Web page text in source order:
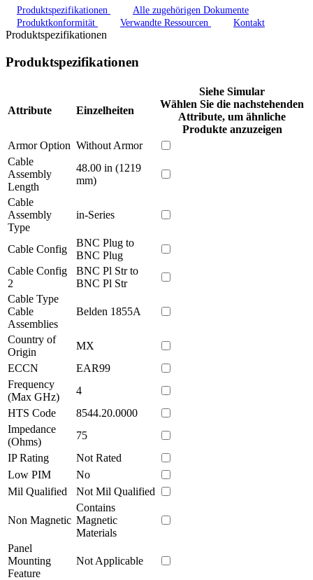
Produktspezifikationen
Alle zugehörigen Dokumente
Produktkonformität
Verwandte Ressourcen Kontakt
Produktspezifikationen
Produktspezifikationen
Attribute Einzelheiten
Siehe Simular
Wählen Sie die nachstehenden
Attribute, um ähnliche
Produkte anzuzeigen
Armor Option Without Armor
Cable
Assembly
Length
48.00 in (1219
mm)
Cable
Assembly
Type
in-Series
Cable Config
BNC Plug to
BNC Plug
Cable Config
2
BNC Pl Str to
BNC Pl Str
Cable Type
Cable
Assemblies
Belden 1855A
Country of
Origin
MX
ECCN
EAR99
Frequency
(Max GHz)
4
HTS Code
8544.20.0000
Impedance
(Ohms)
75
IP Rating
Not Rated
Low PIM
No
Mil Qualified
Not Mil Qualified
Non Magnetic
Contains
Magnetic
Materials
Panel
Mounting
Feature
Not Applicable